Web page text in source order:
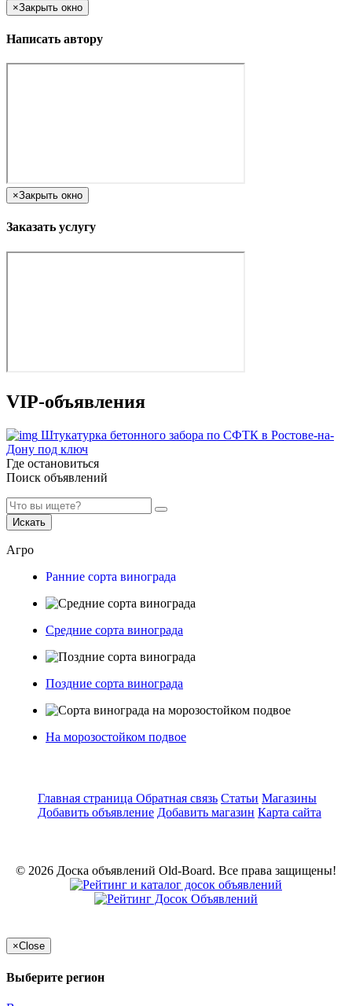
×Закрыть окно
Написать автору
×Закрыть окно
Заказать услугу
VIP-объявления
Штукатурка бетонного забора по СФТК в Ростове-на-
Дону под ключ
Где остановиться
Поиск объявлений
Искать
Агро
Ранние сорта винограда
Средние сорта винограда
Поздние сорта винограда
На морозостойком подвое
Главная страница Обратная связь Статьи Магазины
Добавить объявление Добавить магазин Карта сайта
© 2026 Доска объявлений Old-Board. Все права защищены!
×Close
Выберите регион